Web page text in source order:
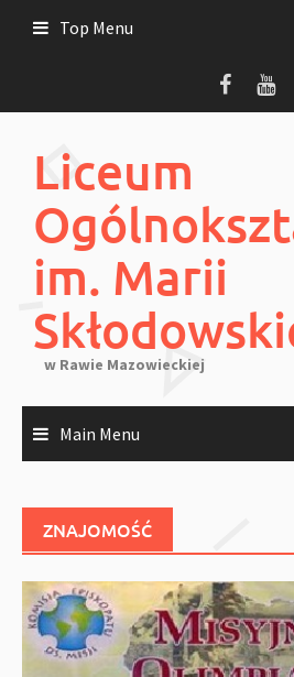
Top Menu
Liceum
im. Marii
w Rawie Mazowieckiej
Main Menu
ZNAJOMOŚĆ